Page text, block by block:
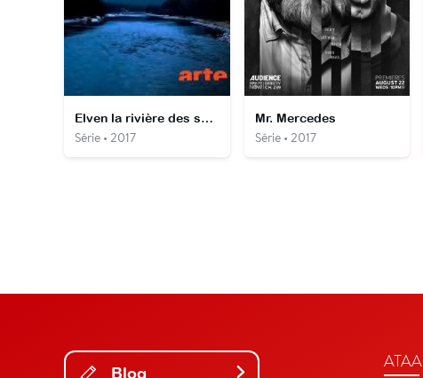
Elven la rivière des secrets
Série • 2017
Mr. Mercedes
Série • 2017
Blog
ATAA